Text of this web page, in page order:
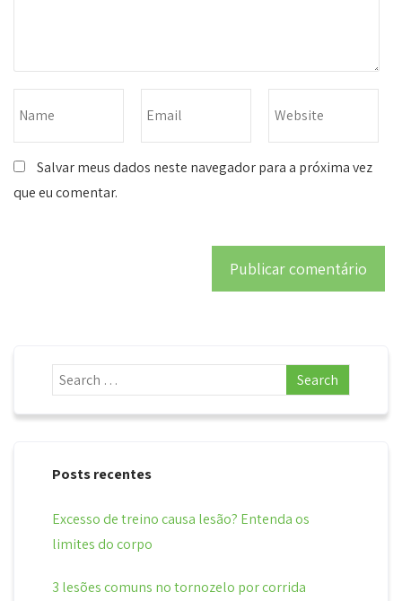
Salvar meus dados neste navegador para a próxima vez
que eu comentar.
Posts recentes
Excesso de treino causa lesão? Entenda os
limites do corpo
3 lesões comuns no tornozelo por corrida